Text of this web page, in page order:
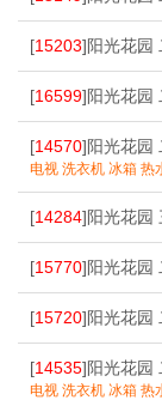
[15203]阳光花园
[16599]阳光花园
[14570]阳光花园
电视 洗衣机 冰箱 热
[14284]阳光花园
[15770]阳光花园
[15720]阳光花园
[14535]阳光花园
电视 洗衣机 冰箱 热